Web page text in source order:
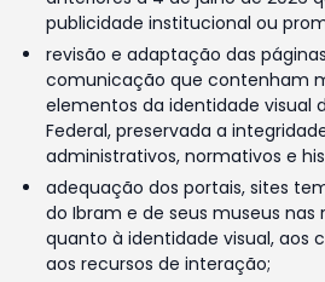
publicidade institucional ou
revisão e adaptação das
comunicação que contenham
elementos da identidade visual
Federal, preservada a
administrativos, normativos e
adequação dos portais, sites
do Ibram e de seus museus nas
quanto à identidade visual, aos
aos recursos de interação;